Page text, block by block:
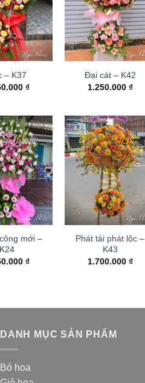
– K37
₫
Đại cát – K42
1.250.000 ₫
mới –
K24
₫
Phát tài phát lộc –
K43
1.700.000 ₫
DANH MỤC SẢN PHẨM
Bó hoa